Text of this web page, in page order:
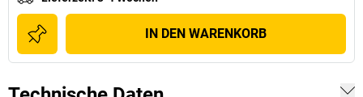
IN DEN WARENKORB